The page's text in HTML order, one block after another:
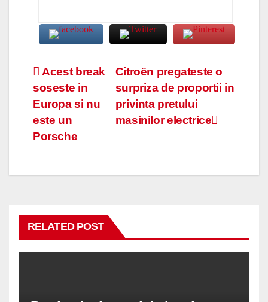
Navigare
în
articole
Citroën pregateste o
surpriza de proportii in
privinta pretului
masinilor electrice
Acest break
soseste in
Europa si nu
este un
Porsche
RELATED POST